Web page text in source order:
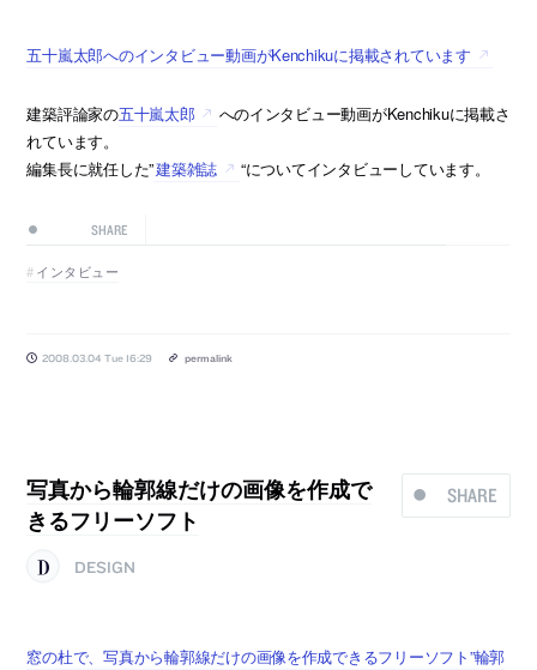
五十嵐太郎へのインタビュー動画がKenchikuに掲載されています
建築評論家の五十嵐太郎
へのインタビュー動画がKenchikuに掲載さ
れています。
編集長に就任した”建築雑誌 “についてインタビューしています。
SHARE
インタビュー
2008.03.04 Tue 16:29 permalink
SHARE
写真から輪郭線だけの画像を作成で
きるフリーソフト
DESIGN
窓の杜で、写真から輪郭線だけの画像を作成できるフリーソフト”輪郭